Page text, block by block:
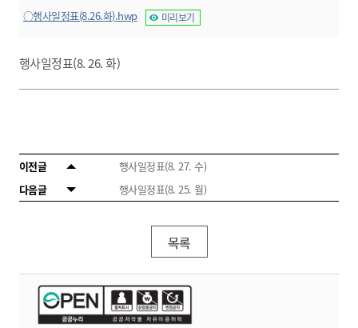
○행사일정표(8.26.화).hwp 미리보기
행사일정표(8. 26. 화)
이전글
행사일정표(8. 27. 수)
다음글
행사일정표(8. 25. 월)
목록